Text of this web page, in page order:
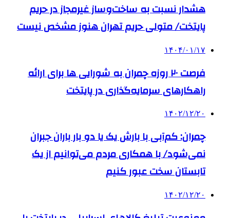
هشدار نسبت به ساخت‌وساز غیرمجاز در حریم
پایتخت/ متولی حریم تهران هنوز مشخص نیست
۱۴۰۴/۰۱/۱۷
فرصت ۲۰ روزه چمران به شورایی ها برای ارائه
راهکارهای سرمایه‌گذاری در پایتخت
۱۴۰۲/۱۲/۲۰
چمران: کم‌آبی با بارش یک یا دو بار باران جبران
نمی‌شود/ با همکاری مردم می‌توانیم از یک
تابستان سخت عبور کنیم
۱۴۰۲/۱۲/۲۰